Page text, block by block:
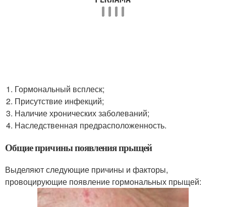
Гормональный всплеск;
Присутствие инфекций;
Наличие хронических заболеваний;
Наследственная предрасположенность.
Общие причины появления прыщей
Выделяют следующие причины и факторы,
провоцирующие появление гормональных прыщей: